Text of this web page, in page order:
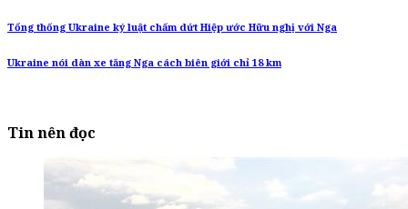
Tổng thống Ukraine ký luật chấm dứt Hiệp ước Hữu nghị với Nga
Ukraine nói dàn xe tăng Nga cách biên giới chỉ 18 km
Tin nên đọc